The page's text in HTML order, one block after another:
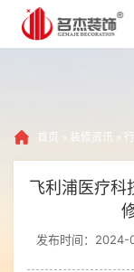
首页 » 装修资讯 »
飞利浦医疗
发布时间：2024-